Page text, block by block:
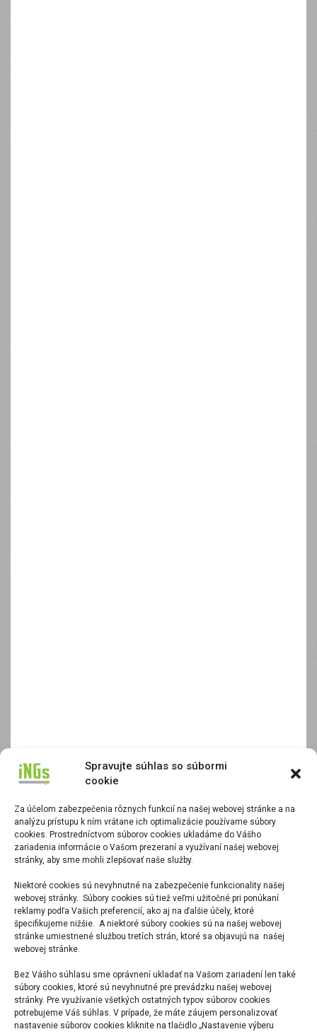
Spravujte súhlas so súbormi
cookie
Za účelom zabezpečenia rôznych funkcií na našej webovej stránke a na
analýzu prístupu k ním vrátane ich optimalizácie používame súbory
cookies. Prostredníctvom súborov cookies ukladáme do Vášho
zariadenia informácie o Vašom prezeraní a využívaní našej webovej
stránky, aby sme mohli zlepšovať naše služby.
Niektoré cookies sú nevyhnutné na zabezpečenie funkcionality našej
webovej stránky. Súbory cookies sú tiež veľmi užitočné pri ponúkaní
reklamy podľa Vašich preferencií, ako aj na ďalšie účely, ktoré
špecifikujeme nižšie. A niektoré súbory cookies sú na našej webovej
stránke umiestnené službou tretích strán, ktoré sa objavujú na našej
webovej stránke.
Bez Vášho súhlasu sme oprávnení ukladať na Vašom zariadení len také
súbory cookies, ktoré sú nevyhnutné pre prevádzku našej webovej
stránky. Pre využívanie všetkých ostatných typov súborov cookies
potrebujeme Váš súhlas. V prípade, že máte záujem personalizovať
nastavenie súborov cookies kliknite na tlačidlo „Nastavenie výberu